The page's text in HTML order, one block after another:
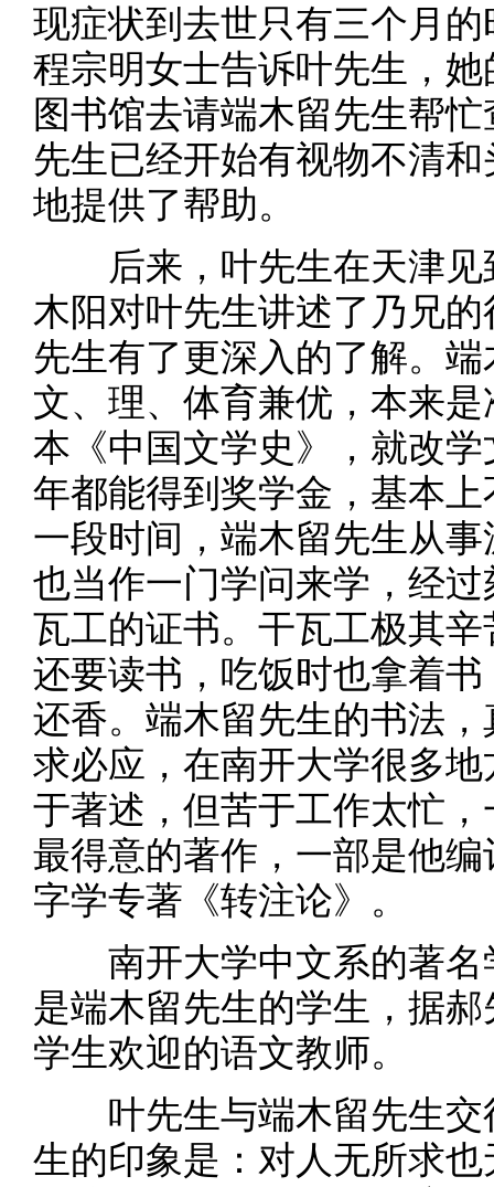
现症状到去世只有三个月
程宗明女士告诉叶先生，
图书馆去请端木留先生帮
先生已经开始有视物不清
地提供了帮助。
后来，叶先生在天津见
木阳对叶先生讲述了乃兄
先生有了更深入的了解。
文、理、体育兼优，本来
本《中国文学史》，就改
年都能得到奖学金，基本
一段时间，端木留先生从
也当作一门学问来学，经
瓦工的证书。干瓦工极其
还要读书，吃饭时也拿着
还香。端木留先生的书法
求必应，在南开大学很多
于著述，但苦于工作太忙
最得意的著作，一部是他
字学专著《转注论》。
南开大学中文系的著名
是端木留先生的学生，据
学生欢迎的语文教师。
叶先生与端木留先生交
生的印象是：对人无所求